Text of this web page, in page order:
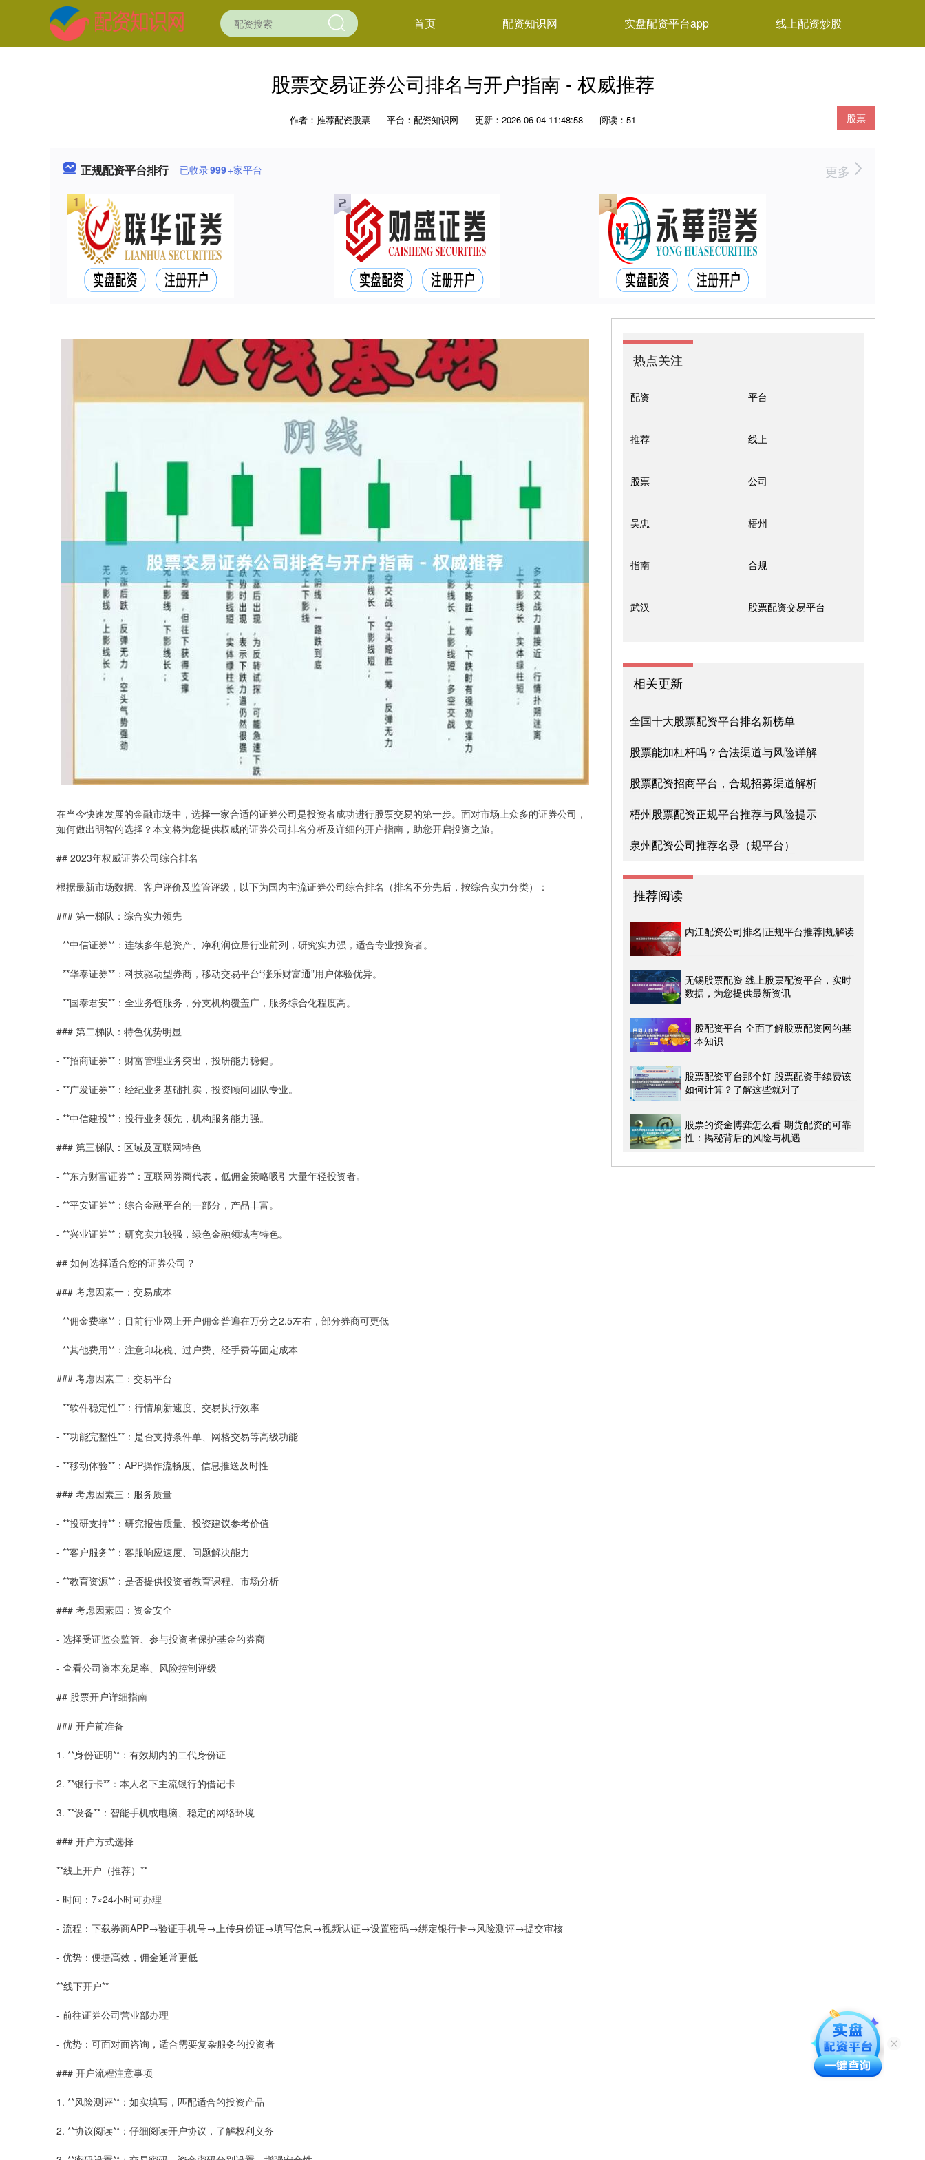
首页 配资知识网 实盘配资平台app 线上配资炒股
股票交易证券公司排名与开户指南 - 权威推荐
股票
作者：推荐配资股票 平台：配资知识网 更新：2026-06-04 11:48:58 阅读：51
正规配资平台排行 已收录999+家平台 更多
在当今快速发展的金融市场中，选择一家合适的证券公司是投资者成功进行股票交易的第一步。面对市场上众多的证券公司，
如何做出明智的选择？本文将为您提供权威的证券公司排名分析及详细的开户指南，助您开启投资之旅。
## 2023年权威证券公司综合排名
根据最新市场数据、客户评价及监管评级，以下为国内主流证券公司综合排名（排名不分先后，按综合实力分类）：
### 第一梯队：综合实力领先
- **中信证券**：连续多年总资产、净利润位居行业前列，研究实力强，适合专业投资者。
- **华泰证券**：科技驱动型券商，移动交易平台“涨乐财富通”用户体验优异。
- **国泰君安**：全业务链服务，分支机构覆盖广，服务综合化程度高。
### 第二梯队：特色优势明显
- **招商证券**：财富管理业务突出，投研能力稳健。
- **广发证券**：经纪业务基础扎实，投资顾问团队专业。
- **中信建投**：投行业务领先，机构服务能力强。
### 第三梯队：区域及互联网特色
- **东方财富证券**：互联网券商代表，低佣金策略吸引大量年轻投资者。
- **平安证券**：综合金融平台的一部分，产品丰富。
- **兴业证券**：研究实力较强，绿色金融领域有特色。
## 如何选择适合您的证券公司？
### 考虑因素一：交易成本
- **佣金费率**：目前行业网上开户佣金普遍在万分之2.5左右，部分券商可更低
- **其他费用**：注意印花税、过户费、经手费等固定成本
### 考虑因素二：交易平台
- **软件稳定性**：行情刷新速度、交易执行效率
- **功能完整性**：是否支持条件单、网格交易等高级功能
- **移动体验**：APP操作流畅度、信息推送及时性
### 考虑因素三：服务质量
- **投研支持**：研究报告质量、投资建议参考价值
- **客户服务**：客服响应速度、问题解决能力
- **教育资源**：是否提供投资者教育课程、市场分析
### 考虑因素四：资金安全
- 选择受证监会监管、参与投资者保护基金的券商
- 查看公司资本充足率、风险控制评级
## 股票开户详细指南
### 开户前准备
1. **身份证明**：有效期内的二代身份证
2. **银行卡**：本人名下主流银行的借记卡
3. **设备**：智能手机或电脑、稳定的网络环境
### 开户方式选择
**线上开户（推荐）**
- 时间：7×24小时可办理
- 流程：下载券商APP→验证手机号→上传身份证→填写信息→视频认证→设置密码→绑定银行卡→风险测评→提交审核
- 优势：便捷高效，佣金通常更低
**线下开户**
- 前往证券公司营业部办理
- 优势：可面对面咨询，适合需要复杂服务的投资者
### 开户流程注意事项
1. **风险测评**：如实填写，匹配适合的投资产品
2. **协议阅读**：仔细阅读开户协议，了解权利义务
热点关注
配资 平台
推荐 线上
股票 公司
吴忠 梧州
指南 合规
武汉 股票配资交易平台
相关更新
全国十大股票配资平台排名新榜单
股票能加杠杆吗？合法渠道与风险详解
股票配资招商平台，合规招募渠道解析
梧州股票配资正规平台推荐与风险提示
泉州配资公司推荐名录（规平台）
推荐阅读
内江配资公司排名|正规平台推荐|规解读
无锡股票配资 线上股票配资平台，实时
数据，为您提供最新资讯
股配资平台 全面了解股票配资网的基
本知识
股票配资平台那个好 股票配资手续费该
如何计算？了解这些就对了
股票的资金博弈怎么看 期货配资的可靠
性：揭秘背后的风险与机遇